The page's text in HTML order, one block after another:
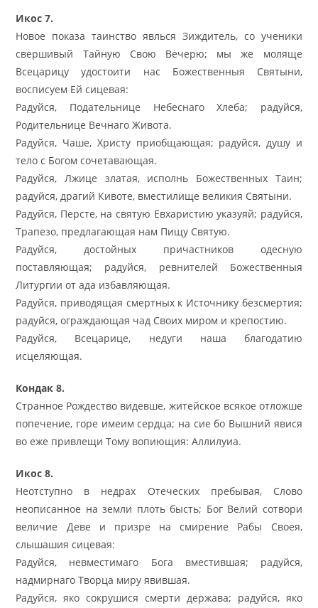
Икос 7.
Новое показа таинство явлься Зиждитель, со ученики
свершивый Тайную Свою Вечерю; мы же моляще
Всецарицу удостоити нас Божественныя Святыни,
восписуем Ей сицевая:
Радуйся, Подательнице Небеснаго Хлеба; радуйся,
Родительнице Вечнаго Живота.
Радуйся, Чаше, Христу приобщающая; радуйся, душу и
тело с Богом сочетавающая.
Радуйся, Лжице златая, исполнь Божественных Таин;
радуйся, драгий Кивоте, вместилище великия Святыни.
Радуйся, Персте, на святую Евхаристию указуяй; радуйся,
Трапезо, предлагающая нам Пищу Святую.
Радуйся, достойных причастников одесную
поставляющая; радуйся, ревнителей Божественныя
Литургии от ада избавляющая.
Радуйся, приводящая смертных к Источнику безсмертия;
радуйся, ограждающая чад Своих миром и крепостию.
Радуйся, Всецарице, недуги наша благодатию
исцеляющая.
Кондак 8.
Странное Рождество видевше, житейское всякое отложше
попечение, горе имеим сердца; на сие бо Вышний явися
во еже привлещи Тому вопиющия: Аллилуиа.
Икос 8.
Неотступно в недрах Отеческих пребывая, Слово
неописанное на земли плоть бысть; Бог Велий сотвори
величие Деве и призре на смирение Рабы Своея,
слышашия сицевая:
Радуйся, невместимаго Бога вместившая; радуйся,
надмирнаго Творца миру явившая.
Радуйся, яко сокрушися смерти держава; радуйся, яко